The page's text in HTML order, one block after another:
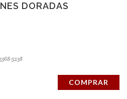
DORADAS
5238
COMPRAR